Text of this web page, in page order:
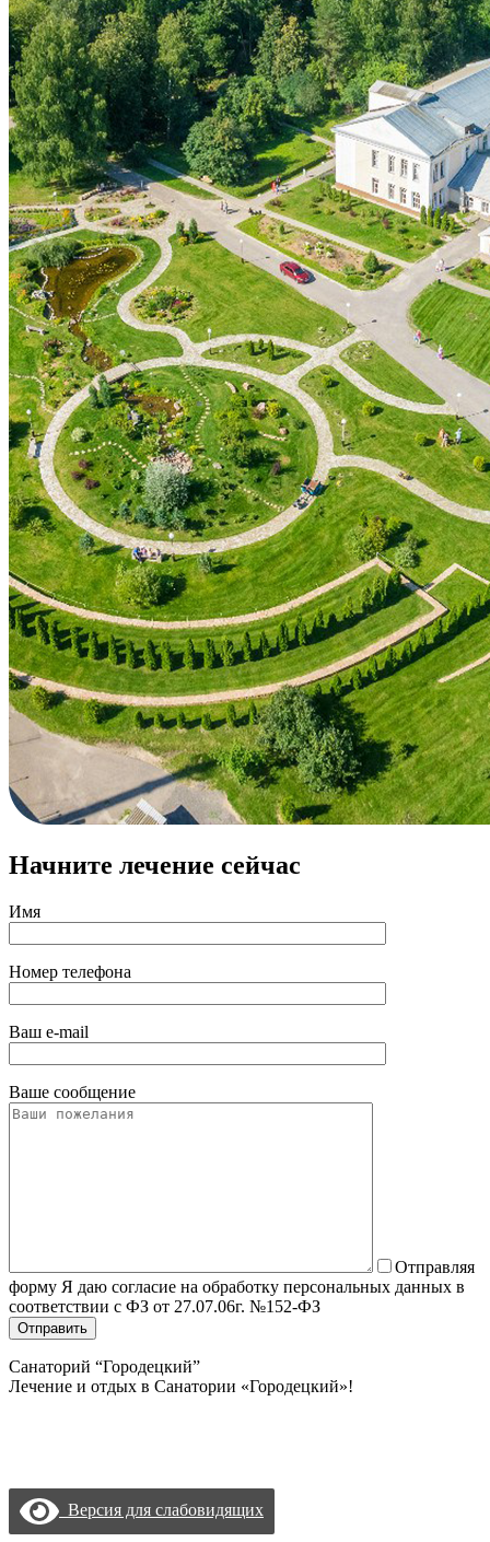
Начните лечение сейчас
Имя
Номер телефона
Ваш e-mail
Ваше сообщение
Отправляя
форму Я даю согласие на обработку персональных данных в
соответствии с ФЗ от 27.07.06г. №152-ФЗ
Санаторий “Городецкий”
Лечение и отдых в Санатории «Городецкий»!
Версия для слабовидящих